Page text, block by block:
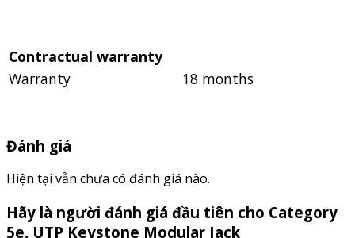
Contractual warranty
Warranty
18 months
Đánh giá
Hiện tại vẫn chưa có đánh giá nào.
Hãy là người đánh giá đầu tiên cho Category
5e, UTP Keystone Modular Jack